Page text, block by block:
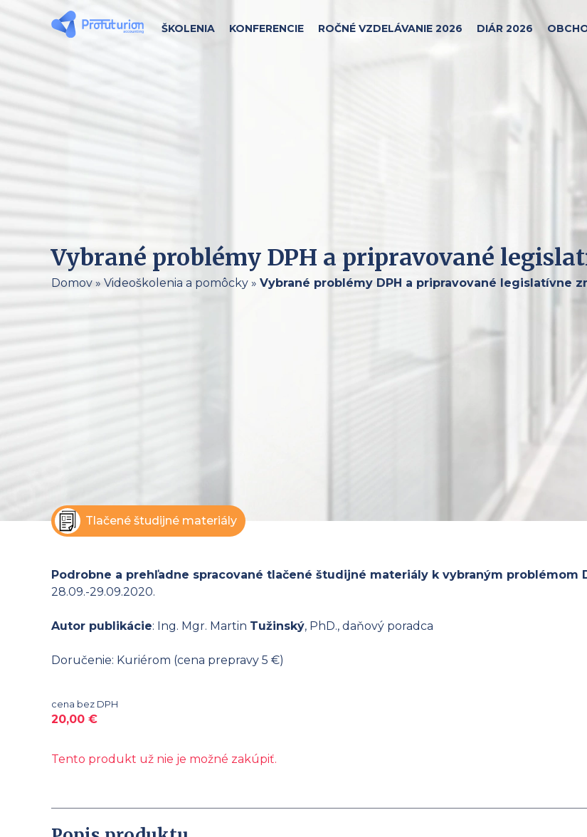
ŠKOLENIA KONFERENCIE ROČNÉ VZDELÁVANIE 2026 DIÁR 2026
Vybrané problémy DPH a pripravované
Domov » Videoškolenia a pomôcky » Vybrané problémy DPH a pripravované legislatívne
Tlačené študijné materiály
Podrobne a prehľadne spracované tlačené študijné materiály k vybraným problémom
28.09.-29.09.2020.
Autor publikácie: Ing. Mgr. Martin Tužinský, PhD., daňový poradca
Doručenie: Kuriérom (cena prepravy 5 €)
cena bez DPH
20,00 €
Tento produkt už nie je možné zakúpiť.